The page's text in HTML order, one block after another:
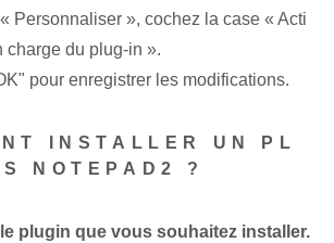
Personnaliser », cochez la case « Acti
charge du plug-in ».
pour enregistrer les modifications.
INSTALLER UN PL
NOTEPAD2 ?
plugin que vous souhaitez installer.